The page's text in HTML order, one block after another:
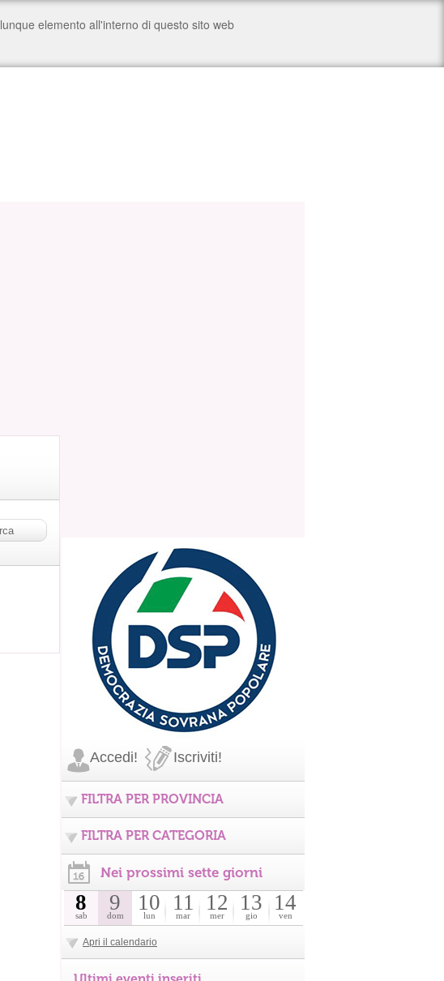
Accedi! Iscriviti!
FILTRA PER PROVINCIA
FILTRA PER CATEGORIA
Nei prossimi sette giorni
8
sab
9
dom
10
lun
11
mar
12
mer
13
gio
14
ven
Apri il calendario